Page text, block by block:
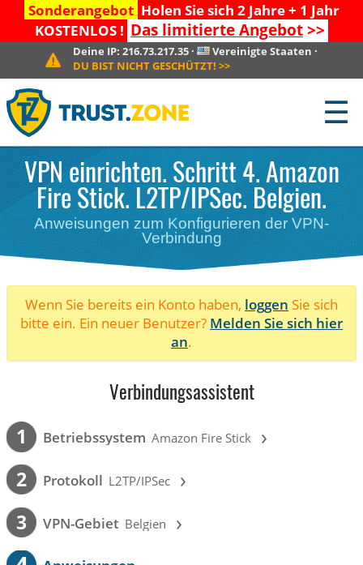
Sonderangebot Holen Sie sich 2 Jahre + 1 Jahr
KOSTENLOS ! Das limitierte Angebot>>
Deine IP:216.73.217.35 · Vereinigte Staaten ·
DU BIST NICHT GESCHÜTZT! >>
☰
VPN einrichten. Schritt 4. Amazon
Fire Stick. L2TP/IPSec. Belgien.
Anweisungen zum Konfigurieren der VPN-
Verbindung
Wenn Sie bereits ein Konto haben, loggen Sie sich
bitte ein. Ein neuer Benutzer? Melden Sie sich hier
an.
Verbindungsassistent
1 Betriebssystem Amazon Fire Stick ›
2 Protokoll L2TP/IPSec ›
3 VPN-Gebiet Belgien ›